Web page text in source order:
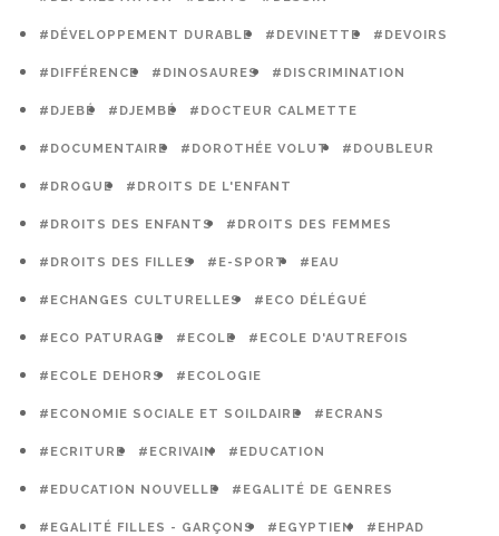
#DÉVELOPPEMENT DURABLE #DEVINETTE #DEVOIRS
#DIFFÉRENCE #DINOSAURES #DISCRIMINATION
#DJEBÉ #DJEMBÉ #DOCTEUR CALMETTE
#DOCUMENTAIRE #DOROTHÉE VOLUT #DOUBLEUR
#DROGUE #DROITS DE L'ENFANT
#DROITS DES ENFANTS #DROITS DES FEMMES
#DROITS DES FILLES #E-SPORT #EAU
#ECHANGES CULTURELLES #ECO DÉLÉGUÉ
#ECO PATURAGE #ECOLE #ECOLE D'AUTREFOIS
#ECOLE DEHORS #ECOLOGIE
#ECONOMIE SOCIALE ET SOILDAIRE #ECRANS
#ECRITURE #ECRIVAIN #EDUCATION
#EDUCATION NOUVELLE #EGALITÉ DE GENRES
#EGALITÉ FILLES - GARÇONS #EGYPTIEN #EHPAD